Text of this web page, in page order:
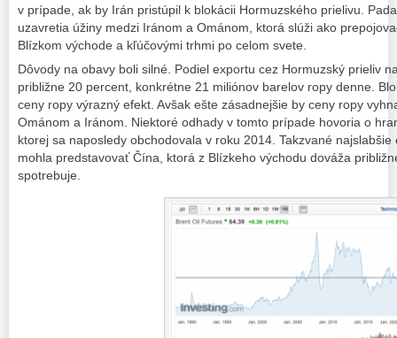
v prípade, ak by Irán pristúpil k blokácii Hormuzského prielivu.
uzavretia úžiny medzi Iránom a Ománom, ktorá slúži ako
Blízkom východe a kľúčovými trhmi po celom svete.
Dôvody na obavy boli silné. Podiel exportu cez Hormuzský prieliv
približne 20 percent, konkrétne 21 miliónov barelov ropy denne.
ceny ropy výrazný efekt. Avšak ešte zásadnejšie by ceny ropy
Ománom a Iránom. Niektoré odhady v tomto prípade hovoria o
ktorej sa naposledy obchodovala v roku 2014. Takzvané
mohla predstavovať Čína, ktorá z Blízkeho východu dováža
spotrebuje.